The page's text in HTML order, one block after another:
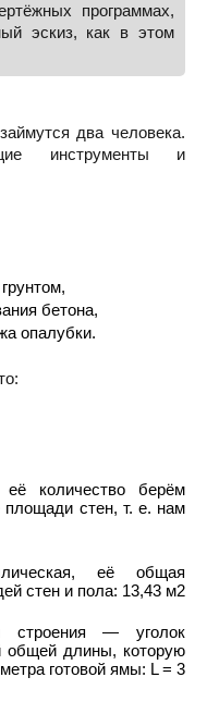
программах,
эскиз, как в этом
два человека.
инструменты и
бетона,
опалубки.
количество берём
площади стен, т. е. нам
её общая
стен и пола: 13,43 м2
строения — уголок
общей длины, которую
готовой ямы: L = 3